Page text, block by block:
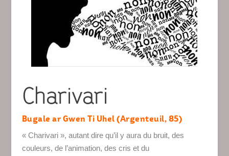
Charivari
Bugale ar Gwen Ti Uhel (Argenteuil, 85)
« Charivari », autant dire qu’il y aura du bruit, des
couleurs, de l’animation, des cris et du